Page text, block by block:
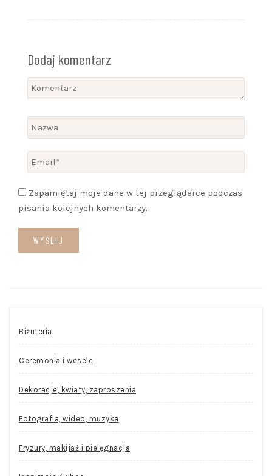
Dodaj komentarz
Zapamiętaj moje dane w tej przeglądarce podczas
pisania kolejnych komentarzy.
Biżuteria
Ceremonia i wesele
Dekoracje, kwiaty, zaproszenia
Fotografia, wideo, muzyka
Fryzury, makijaż i pielęgnacja